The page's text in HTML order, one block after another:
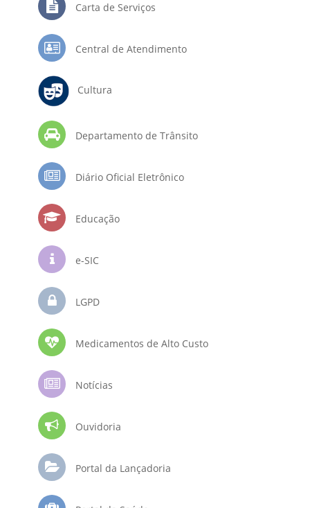
Carta de Serviços
Central de Atendimento
Cultura
Departamento de Trânsito
Diário Oficial Eletrônico
Educação
e-SIC
LGPD
Medicamentos de Alto Custo
Notícias
Ouvidoria
Portal da Lançadoria